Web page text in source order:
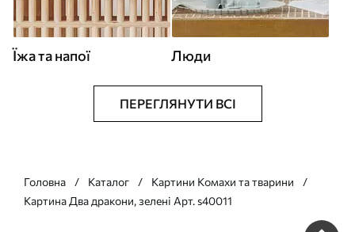
Їжа та напої Люди
ПЕРЕГЛЯНУТИ ВСІ
Головна Каталог
Картини Комахи та тварини
Картина Два дракони, зелені Арт. s40011